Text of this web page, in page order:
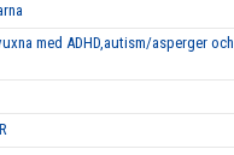
med ADHD,autism/asperger och